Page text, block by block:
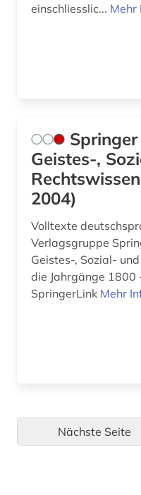
einschliesslic... Mehr
Geistes-,
2004)
Volltexte
Verlagsgruppe
Geistes-, Sozial-
die Jahrgänge
SpringerLink Mehr
Nächste Seite